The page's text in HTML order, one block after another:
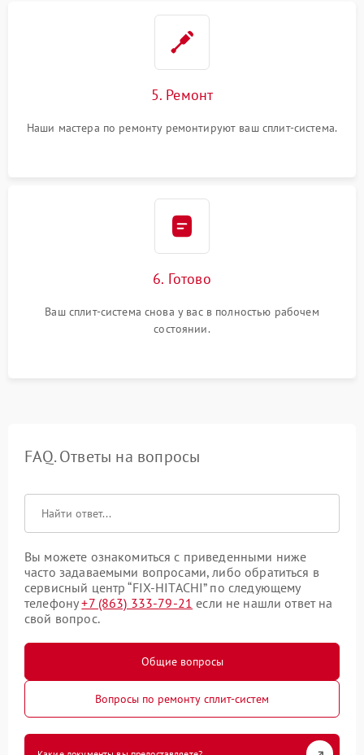
5. Ремонт
Наши мастера по ремонту ремонтируют ваш сплит-система.
6. Готово
Ваш сплит-система снова у вас в полностью рабочем
состоянии.
FAQ. Ответы на вопросы
Вы можете ознакомиться с приведенными ниже
часто задаваемыми вопросами, либо обратиться в
сервисный центр “FIX-HITACHI” по следующему
телефону+7 (863) 333-79-21 если не нашли ответ на
свой вопрос.
Общие вопросы
Вопросы по ремонту сплит-систем